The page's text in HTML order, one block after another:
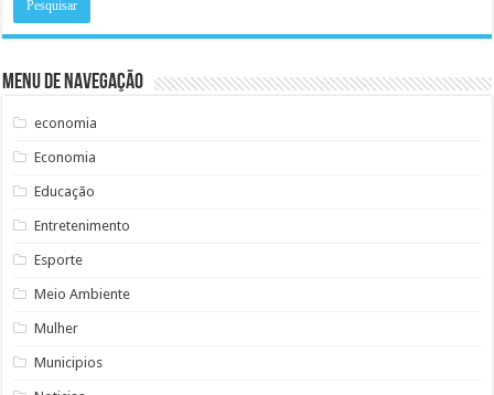
Menu de Navegação
economia
Economia
Educação
Entretenimento
Esporte
Meio Ambiente
Mulher
Municipios